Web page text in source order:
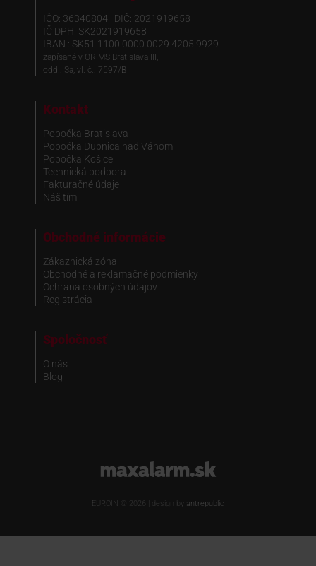
IČO: 36340804 | DIČ: 2021919658
IČ DPH: SK2021919658
IBAN : SK51 1100 0000 0029 4205 9929
zapísané v OR MS Bratislava III,
odd.: Sa, vl. č.: 7597/B
Kontakt
Pobočka Bratislava
Pobočka Dubnica nad Váhom
Pobočka Košice
Technická podpora
Fakturačné údaje
Náš tím
Obchodné informácie
Zákaznická zóna
Obchodné a reklamačné podmienky
Ochrana osobných údajov
Registrácia
Spoločnosť
O nás
Blog
www.maxalarm.sk
EUROIN © 2026 | design by antrepublic